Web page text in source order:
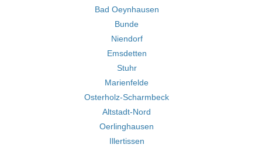
Bad Oeynhausen
Bunde
Niendorf
Emsdetten
Stuhr
Marienfelde
Osterholz-Scharmbeck
Altstadt-Nord
Oerlinghausen
Illertissen